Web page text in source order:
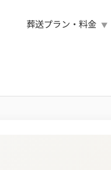
葬送プラン・料金